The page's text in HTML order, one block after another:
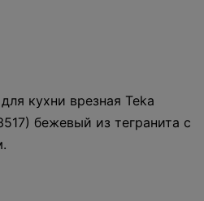
кухни врезная Teka
бежевый из тегранита с